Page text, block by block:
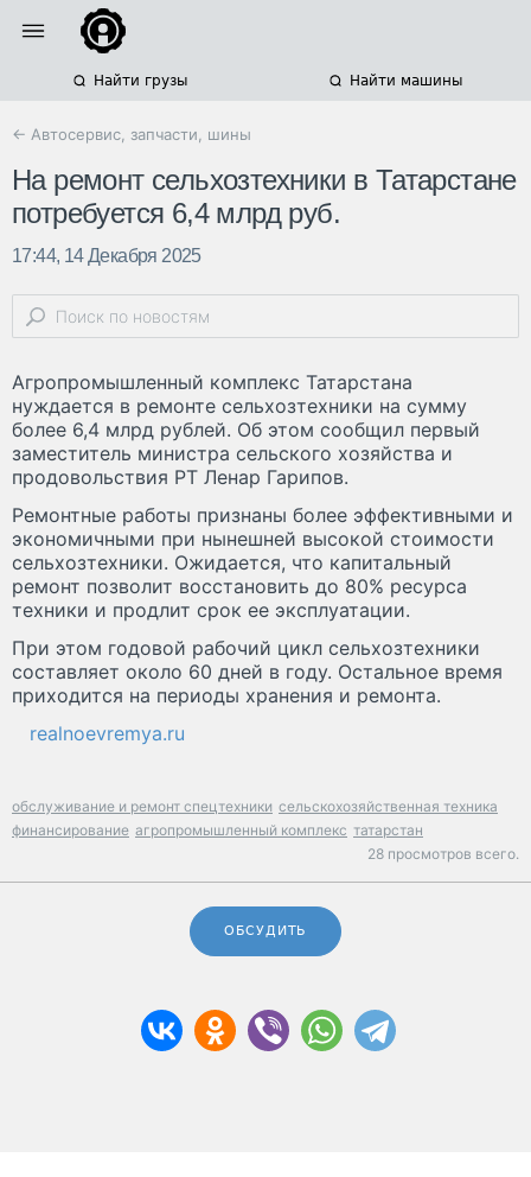
Найти грузы Найти машины
← Автосервис, запчасти, шины
На ремонт сельхозтехники в Татарстане
потребуется 6,4 млрд руб.
17:44, 14 Декабря 2025
Агропромышленный комплекс Татарстана
нуждается в ремонте сельхозтехники на сумму
более 6,4 млрд рублей. Об этом сообщил первый
заместитель министра сельского хозяйства и
продовольствия РТ Ленар Гарипов.
Ремонтные работы признаны более эффективными и
экономичными при нынешней высокой стоимости
сельхозтехники. Ожидается, что капитальный
ремонт позволит восстановить до 80% ресурса
техники и продлит срок ее эксплуатации.
При этом годовой рабочий цикл сельхозтехники
составляет около 60 дней в году. Остальное время
приходится на периоды хранения и ремонта.
realnoevremya.ru
обслуживание и ремонт спецтехники сельскохозяйственная техника
финансирование агропромышленный комплекс татарстан
28 просмотров всего.
ОБСУДИТЬ